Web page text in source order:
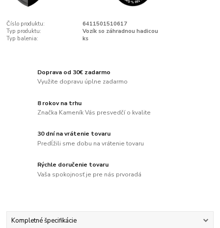
Číslo produktu:
6411501510617
Typ produktu:
Vozík so záhradnou hadicou
Typ balenia:
ks
Doprava od 30€ zadarmo
Využite dopravu úplne zadarmo
8 rokov na trhu
Značka Kameník Vás presvedčí o kvalite
30 dní na vrátenie tovaru
Predĺžili sme dobu na vrátenie tovaru
Rýchle doručenie tovaru
Vaša spokojnosť je pre nás prvoradá
Kompletné špecifikácie